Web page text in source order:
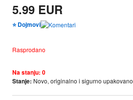
5.99 EUR
⭐ Dojmovi
Rasprodano
Na stanju: 0
Stanje: Novo, originalno i sigurno upakovano